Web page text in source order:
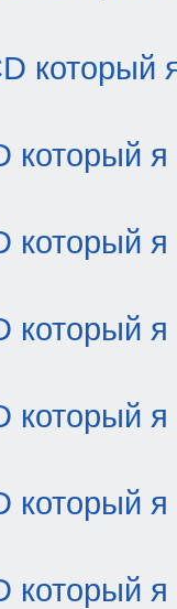
который
который я
который я
который я
который я
который я
который я